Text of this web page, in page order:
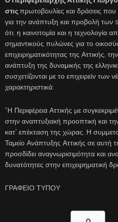
στιςπρωτοβουλίες και δράσεις που
για την ανάπτυξη και προβολή των
ότι, η καινοτομία και η τεχνολογία
σημαντικούς πυλώνες για το
επιχειρηματικότητας της Αττικής,
ανάπτυξη της δυναμικής της
συσχετίζονται με το επιχειρείν
χαρακτηριστικά:
“Η Περιφέρεια Αττικής με
στην αναπτυξιακή προοπτική και
κατ’ επέκταση της χώρας. Η
Ταμείο Ανάπτυξης Αττικής σε αυτή
προσδίδει αναγνωρισιμότητα και
δυνατότητες στην επιχειρηματική
ΓΡΑΦΕΙΟ ΤΥΠΟΥ